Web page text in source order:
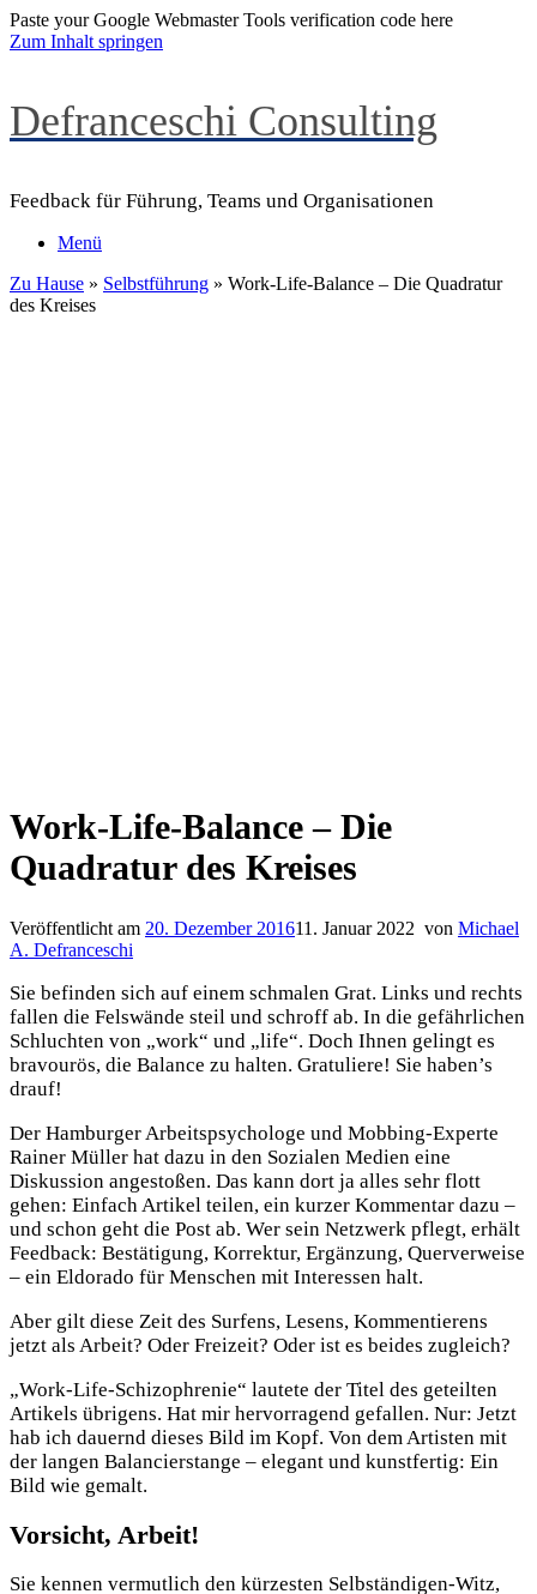
Paste your Google Webmaster Tools verification code here
Zum Inhalt springen
Defranceschi Consulting
Feedback für Führung, Teams und Organisationen
Menü
Zu Hause » Selbstführung » Work-Life-Balance – Die Quadratur
des Kreises
Work-Life-Balance – Die
Quadratur des Kreises
Veröffentlicht am 20. Dezember 201611. Januar 2022 von Michael
A. Defranceschi
Sie befinden sich auf einem schmalen Grat. Links und rechts
fallen die Felswände steil und schroff ab. In die gefährlichen
Schluchten von „work“ und „life“. Doch Ihnen gelingt es
bravourös, die Balance zu halten. Gratuliere! Sie haben’s
drauf!
Der Hamburger Arbeitspsychologe und Mobbing-Experte
Rainer Müller hat dazu in den Sozialen Medien eine
Diskussion angestoßen. Das kann dort ja alles sehr flott
gehen: Einfach Artikel teilen, ein kurzer Kommentar dazu –
und schon geht die Post ab. Wer sein Netzwerk pflegt, erhält
Feedback: Bestätigung, Korrektur, Ergänzung, Querverweise
– ein Eldorado für Menschen mit Interessen halt.
Aber gilt diese Zeit des Surfens, Lesens, Kommentierens
jetzt als Arbeit? Oder Freizeit? Oder ist es beides zugleich?
„Work-Life-Schizophrenie“ lautete der Titel des geteilten
Artikels übrigens. Hat mir hervorragend gefallen. Nur: Jetzt
hab ich dauernd dieses Bild im Kopf. Von dem Artisten mit
der langen Balancierstange – elegant und kunstfertig: Ein
Bild wie gemalt.
Vorsicht, Arbeit!
Sie kennen vermutlich den kürzesten Selbständigen-Witz,